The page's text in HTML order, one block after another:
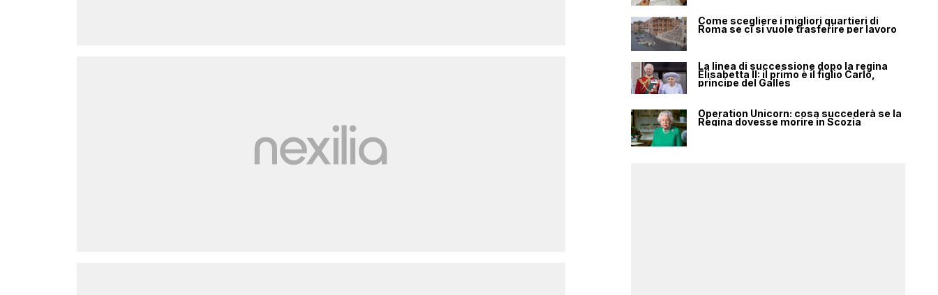
Come scegliere i migliori quartieri di
Roma se ci si vuole trasferire per lavoro
La linea di successione dopo la regina
Elisabetta II: il primo è il figlio Carlo,
principe del Galles
Operation Unicorn: cosa succederà se la
Regina dovesse morire in Scozia